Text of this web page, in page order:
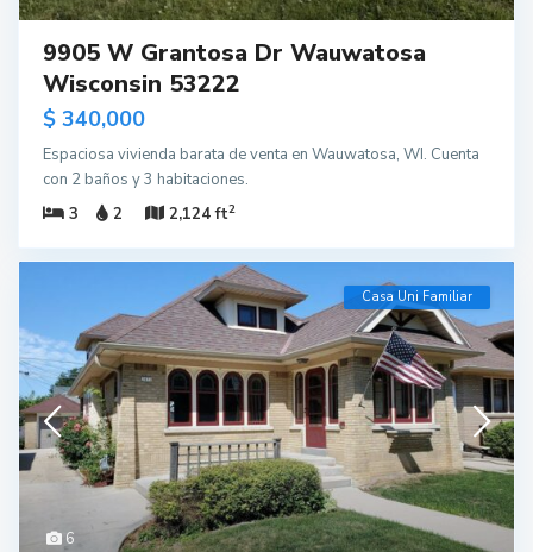
9905 W Grantosa Dr Wauwatosa
Wisconsin 53222
$ 340,000
Espaciosa vivienda barata de venta en Wauwatosa, WI. Cuenta
con 2 baños y 3 habitaciones.
3
2 2,124 ft2
6
Casa Uni Familiar